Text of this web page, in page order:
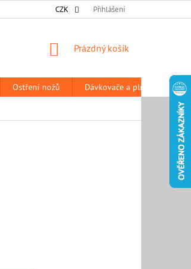
DODACÍ A PLATEBNÍ PODMÍNKY
CZK Přihlášení
NÁKUPNÍ
Prázdný košík
Ostření nožů Dávkovače a plničky